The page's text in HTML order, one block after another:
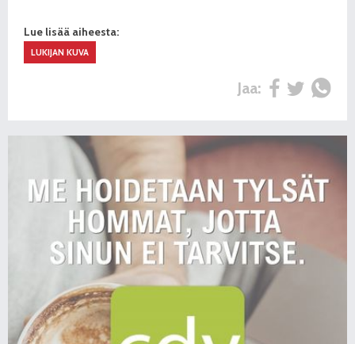
Lue lisää aiheesta:
LUKIJAN KUVA
Jaa: